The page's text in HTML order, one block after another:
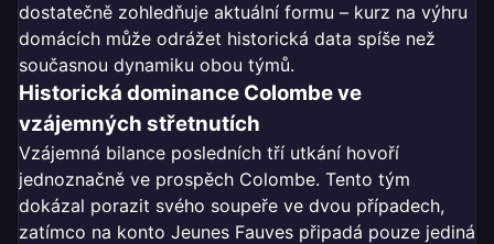
dostatečně zohledňuje aktuální formu – kurz na výhru
domácích může odrážet historická data spíše než
současnou dynamiku obou týmů.
Historická dominance Colombe ve
vzájemných střetnutích
Vzájemná bilance posledních tří utkání hovoří
jednoznačně ve prospěch Colombe. Tento tým
dokázal porazit svého soupeře ve dvou případech,
zatímco na konto Jeunes Fauves připadá pouze jediná